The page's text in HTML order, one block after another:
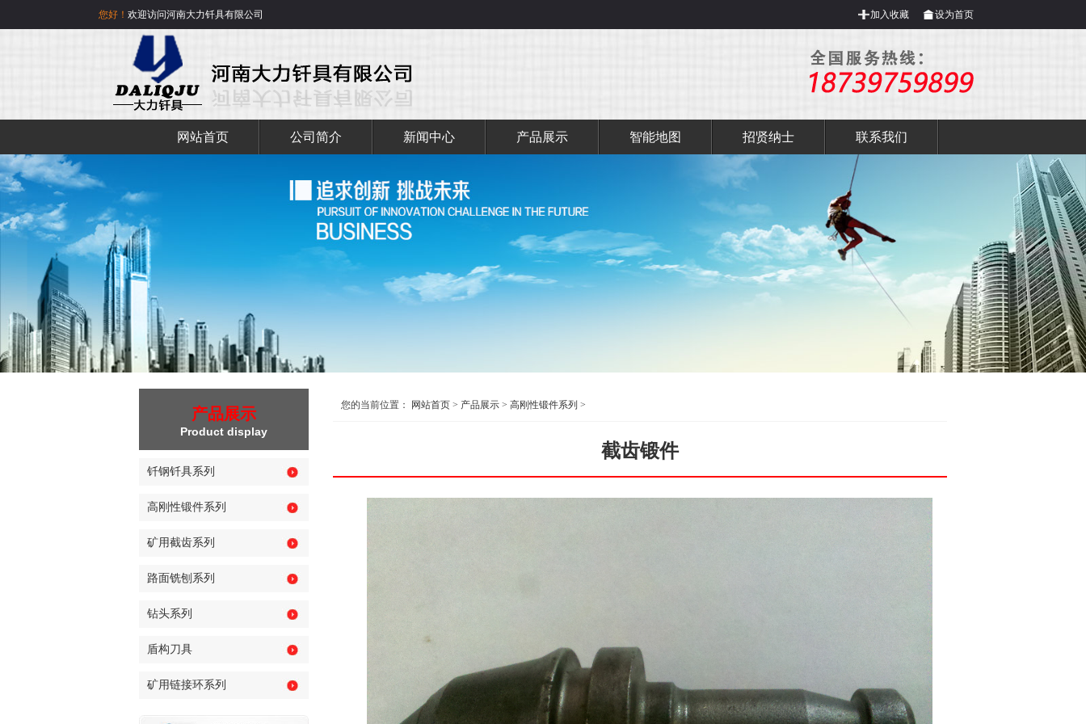
您好！ 欢迎访问河南大力钎具有限公司 设为首页
加入收藏
网站首页 公司简介 新闻中心 产品展示 智能地图 招贤纳士 联系我们
产品展示
Product display
钎钢钎具系列
高刚性锻件系列
矿用截齿系列
路面铣刨系列
钻头系列
盾构刀具
矿用链接环系列
您的当前位置： 网站首页 > 产品展示 > 高刚性锻件系列 >
截齿锻件